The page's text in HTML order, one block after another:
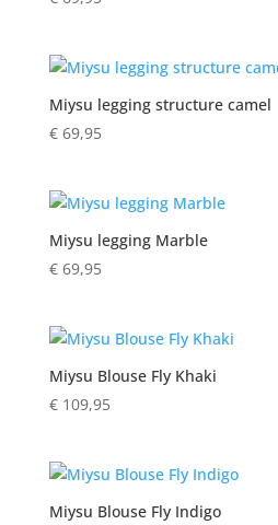
Miysu legging structure camel
€69,95
Miysu legging Marble
€69,95
Miysu Blouse Fly Khaki
€109,95
Miysu Blouse Fly Indigo